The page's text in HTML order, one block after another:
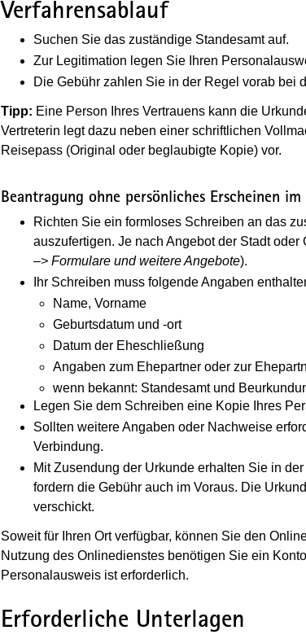
Verfahrensablauf
Suchen Sie das zuständige Standesamt auf.
Zur Legitimation legen Sie Ihren
Die Gebühr zahlen Sie in der Regel vorab bei
Tipp: Eine Person Ihres Vertrauens kann die
Vertreterin legt dazu neben einer schriftlichen
Reisepass (Original oder beglaubigte Kopie) vor.
Beantragung ohne persönliches Erscheinen im
Richten Sie ein formloses Schreiben an das
auszufertigen. Je nach Angebot der Stadt
–> Formulare und weitere Angebote).
Ihr Schreiben muss folgende Angaben
Name, Vorname
Geburtsdatum und -ort
Datum der Eheschließung
Angaben zum Ehepartner oder zur
wenn bekannt: Standesamt und
Legen Sie dem Schreiben eine Kopie Ihres
Sollten weitere Angaben oder Nachweise
Verbindung.
Mit Zusendung der Urkunde erhalten Sie in
fordern die Gebühr auch im Voraus. Die
verschickt.
Soweit für Ihren Ort verfügbar, können Sie den
Nutzung des Onlinedienstes benötigen Sie ein
Personalausweis ist erforderlich.
Erforderliche Unterlagen